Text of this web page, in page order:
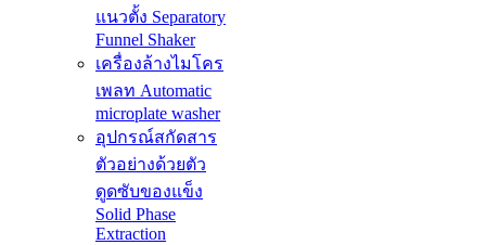
แนวตั้ง Separatory
Funnel Shaker
เครื่องล้างไมโคร
เพลท Automatic
microplate washer
อุปกรณ์สกัดสาร
ตัวอย่างด้วยตัว
ดูดซับของแข็ง
Solid Phase
Extraction